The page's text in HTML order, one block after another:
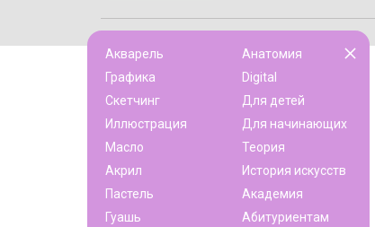
Акварель
Графика
Скетчинг
Иллюстрация
Масло
Акрил
Пастель
Гуашь
Анатомия
Digital
Для детей
Для начинающих
Теория
История искусств
Академия
Абитуриентам